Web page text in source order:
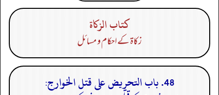
كتاب الزكاة
زکاۃ کے احکام و مسائل
48. باب التحريض على قتل الخوارج: